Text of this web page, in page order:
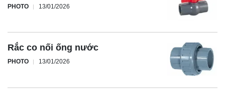
PHOTO 13/01/2026
Rắc co nối ống nước
PHOTO 13/01/2026